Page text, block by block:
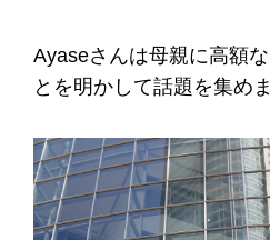
Ayaseさんは母親に高額
とを明かして話題を集めま